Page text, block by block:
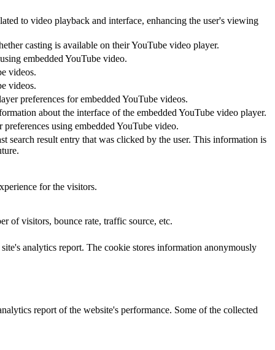
to video playback and interface, enhancing the user's viewing
casting is available on their YouTube video player.
embedded YouTube video.
videos.
videos.
preferences for embedded YouTube videos.
about the interface of the embedded YouTube video player.
using embedded YouTube video.
result entry that was clicked by the user. This information is
for the visitors.
of visitors, bounce rate, traffic source, etc.
analytics report. The cookie stores information anonymously
report of the website's performance. Some of the collected